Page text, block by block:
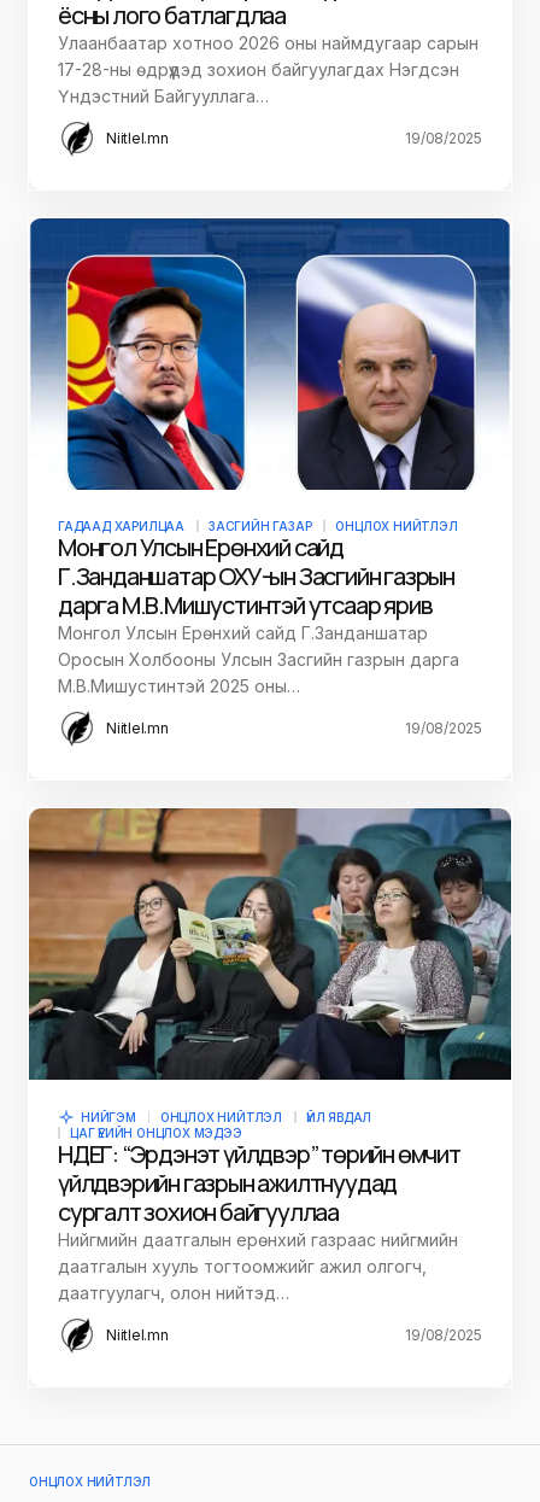
ёсны лого батлагдлаа
Улаанбаатар хотноо 2026 оны наймдугаар сарын
17-28-ны өдрүүдэд зохион байгуулагдах Нэгдсэн
Үндэстний Байгууллага…
Niitlel.mn 19/08/2025
ГАДААД ХАРИЛЦАА ЗАСГИЙН ГАЗАР ОНЦЛОХ НИЙТЛЭЛ
Монгол Улсын Ерөнхий сайд
Г.Занданшатар ОХУ-ын Засгийн газрын
дарга М.В.Мишустинтэй утсаар ярив
Монгол Улсын Ерөнхий сайд Г.Занданшатар
Оросын Холбооны Улсын Засгийн газрын дарга
М.В.Мишустинтэй 2025 оны…
Niitlel.mn 19/08/2025
НИЙГЭМ ОНЦЛОХ НИЙТЛЭЛ
ҮЙЛ ЯВДАЛ
ЦАГ ҮЕИЙН ОНЦЛОХ МЭДЭЭ
НДЕГ: “Эрдэнэт үйлдвэр” төрийн өмчит
үйлдвэрийн газрын ажилтнуудад
сургалт зохион байгууллаа
Нийгмийн даатгалын ерөнхий газраас нийгмийн
даатгалын хууль тогтоомжийг ажил олгогч,
даатгуулагч, олон нийтэд…
Niitlel.mn 19/08/2025
ОНЦЛОХ НИЙТЛЭЛ